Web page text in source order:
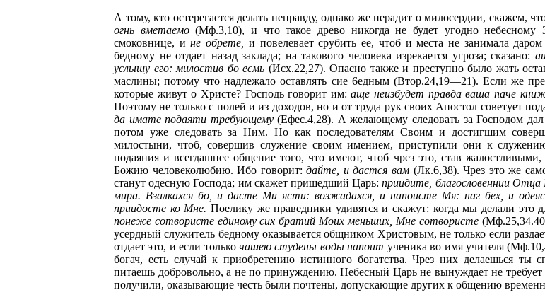
А тому, кто остерегается делать неправду, однако же нерадит о милосердии, скажем,
огнь вметаемо(Мф.3,10), и что такое древо никогда не будет угодно небесному
смоковнице, ине обрете,
и повелевает срубить ее, чтоб и места не занимала
бедному не отдает назад заклада; на такового человека изрекается угроза; сказано:
услышу его: милостив бо есмь (Исх.22,27). Опасно также и преступно было жать
маслины; потому что надлежало оставлять сие 6едным (Втор.24,19—21). Если же
которые живут о Христе? Господь говорит им:аще неизбудет правда ваша паче
Поэтому не только с полей и из доходов, но и от труда рук своих Апостол советует
да имате подаяти требующему(Ефес.4,28). А желающему следовать за Господом
потом уже следовать за Ним. Но как последователям Своим и достигшим
милостыни, чтоб, совершив служение своим имением, приступили они к
подаяния и всегдашнее общение того, что имеют, чтоб чрез это, став
Божию человеколюбию. Ибо говорит:дайте, и дастся вам (Лк.6,38). Чрез это же
станут одесную Господа; им скажет пришедший Царь:приидите, благословеннии
мира. Взалкахся бо, и дасте Ми ясти: возжадахся, и напоисте Мя: наг бех, и
приидосте ко Мне. Поелику же праведники удивятся и скажут: когда мы делали это
понеже сотвористе единому сих братий Моих меньших, Мне сотвористе(Мф.25,34.40)
усердный служитель бедному оказывается общником Христовым, не только если
отдает это, и если толькочашею студены воды напоит ученика во имя учителя
богач, есть случай к приобретению истинного богатства. Чрез них делаешься
питаешь добровольно, а не по принуждению. Небесный Царь не вынуждает не
получили, оказывающие честь были почтены, допускающие других к общению